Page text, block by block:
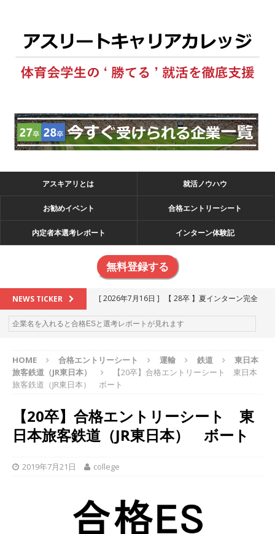
アスキアリとは 就活ノウハウ
お勧めイベント 合格エントリーシート
内定者本選考レポート インターン体験記
無料登録する
NEWS TICKER [ 2026年7月16日 ]
【 28卒 】夏インターン完全
攻略セミナー ｜ 予約フォーム
お勧めイベン
[ 2026年6月13日 ] ≪ 27卒 ≫アスキヤリ個人相
談｜予約フォーム
る優良企業一覧（26社）
体育会積極採用企業
[ 2026年5月16日 ]
【 2028卒 】 今すぐ受けられ
る優良企業一覧（16社）
学生を求めアスキヤリ限定イベント開催!! 】 世界
230以上の国・地域で愛される日本屈指のゲーム
HOME 合格エントリーシート 運輸 鉄道
東日本
旅客鉄道（JR東日本）
【20卒】合格エントリーシート 東日本
旅客鉄道（JR東日本） ボート
【20卒】合格エントリーシート 東
日本旅客鉄道（JR東日本） ボート
2019年7月21日 college